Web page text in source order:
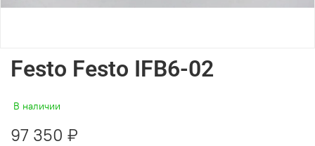
Festo Festo IFB6-02
В наличии
97 350 ₽